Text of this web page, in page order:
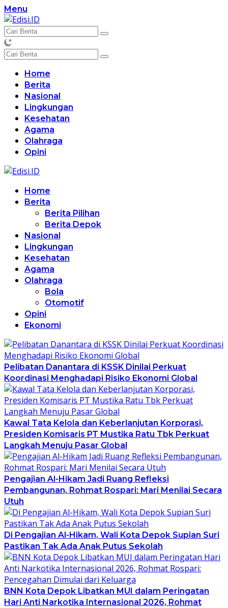
Langsung
ke
konten
Menu
Home
Berita
Nasional
Lingkungan
Kesehatan
Agama
Olahraga
Opini
Home
Berita
Berita Pilihan
Berita Depok
Nasional
Lingkungan
Kesehatan
Agama
Olahraga
Bola
Otomotif
Opini
Ekonomi
Pelibatan Danantara di KSSK Dinilai Perkuat
Koordinasi Menghadapi Risiko Ekonomi Global
Kawal Tata Kelola dan Keberlanjutan Korporasi,
Presiden Komisaris PT Mustika Ratu Tbk Perkuat
Langkah Menuju Pasar Global
Pengajian Al-Hikam Jadi Ruang Refleksi
Pembangunan, Rohmat Rospari: Mari Menilai Secara
Utuh
Di Pengajian Al-Hikam, Wali Kota Depok Supian Suri
Pastikan Tak Ada Anak Putus Sekolah
BNN Kota Depok Libatkan MUI dalam Peringatan
Hari Anti Narkotika Internasional 2026, Rohmat